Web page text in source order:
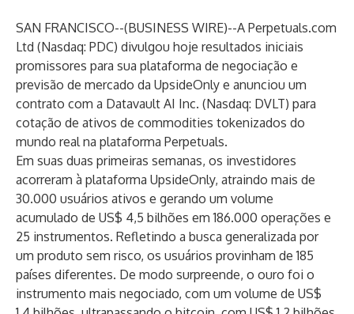
SAN FRANCISCO--(BUSINESS WIRE)--A Perpetuals.com
Ltd (Nasdaq: PDC) divulgou hoje resultados iniciais
promissores para sua plataforma de negociação e
previsão de mercado da UpsideOnly e anunciou um
contrato com a Datavault AI Inc. (Nasdaq: DVLT) para
cotação de ativos de commodities tokenizados do
mundo real na plataforma Perpetuals.
Em suas duas primeiras semanas, os investidores
acorreram à plataforma UpsideOnly, atraindo mais de
30.000 usuários ativos e gerando um volume
acumulado de US$ 4,5 bilhões em 186.000 operações e
25 instrumentos. Refletindo a busca generalizada por
um produto sem risco, os usuários provinham de 185
países diferentes. De modo surpreende, o ouro foi o
instrumento mais negociado, com um volume de US$